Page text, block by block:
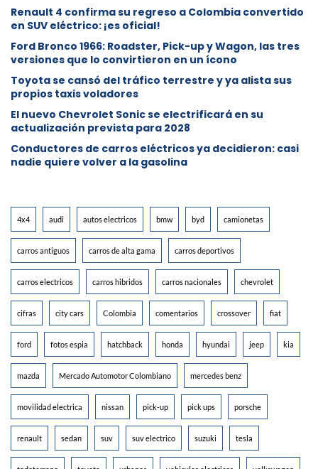
Renault 4 confirma su regreso a Colombia convertido
en SUV eléctrico: ¡es oficial!
Ford Bronco 1966: Roadster, Pick-up y Wagon, las tres
versiones que lo convirtieron en un ícono
Toyota se cansó del tráfico terrestre y ya alista sus
propios taxis voladores
El nuevo Chevrolet Sonic se electrificará en su
actualización prevista para 2028
Conductores de carros eléctricos ya decidieron: casi
nadie quiere volver a la gasolina
4x4 audi autos electricos bmw byd camionetas
carros antiguos carros de alta gama carros deportivos
carros electricos carros hibridos carros nacionales chevrolet
cifras city cars Colombia comentarios crossover fiat
ford fotos espia hatchback honda hyundai jeep kia
mazda Mercado Automotor Colombiano mercedes benz
movilidad electrica nissan pick-up pick ups porsche
renault sedan suv suv electrico suzuki tesla